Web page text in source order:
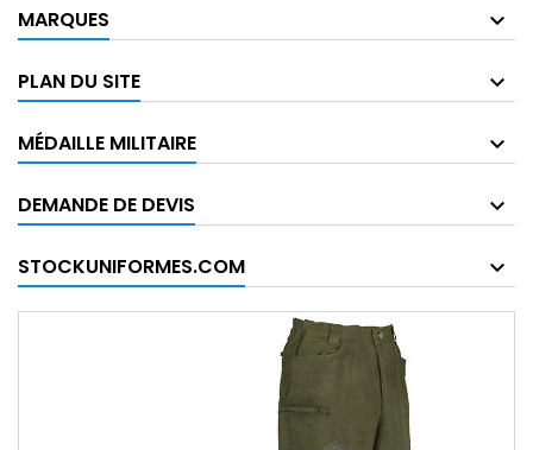
MARQUES
PLAN DU SITE
MÉDAILLE MILITAIRE
DEMANDE DE DEVIS
STOCKUNIFORMES.COM